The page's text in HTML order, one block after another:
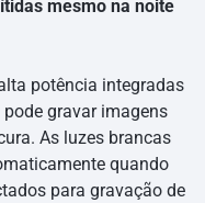
mesmo na noite
potência integradas
gravar imagens
As luzes brancas
quando
para gravação de